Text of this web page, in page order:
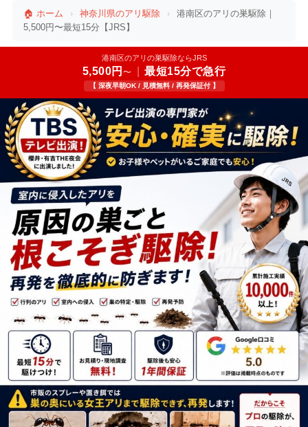
🏠 ホーム › 神奈川県のアリ駆除 ›
港南区のアリの巣駆除｜
5,500円〜最短15分【JRS】
港南区のアリの巣駆除ならJRS
5,500円 〜 最短15分で急行
【 深夜早朝OK / 見積無料 / 再発保証付 】